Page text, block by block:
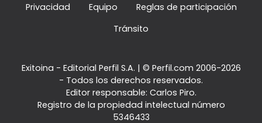
Privacidad
Equipo
Reglas de participación
Tránsito
Exitoina - Editorial Perfil S.A. | © Perfil.com 2006-2026
- Todos los derechos reservados.
Editor responsable: Carlos Piro.
Registro de la propiedad intelectual número
5346433